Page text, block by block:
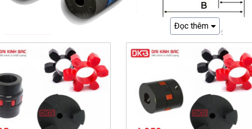
Đọc thêm